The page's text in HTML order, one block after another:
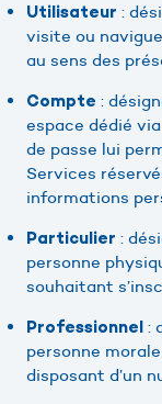
Utilisateur :
visite ou
au sens des
Compte :
espace dédié
de passe lui
Services
informations
Particulier :
personne
souhaitant
Professionnel :
personne
disposant d’un